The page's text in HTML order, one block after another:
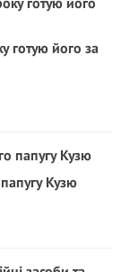
готую його за
Кузю